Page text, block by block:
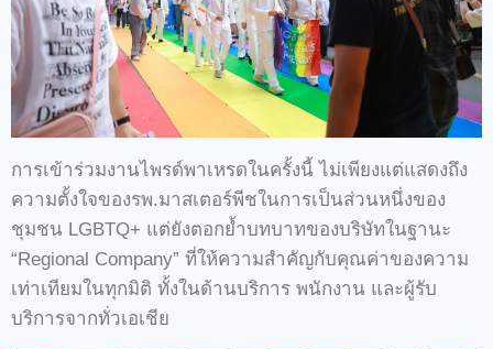
การเข้าร่วมงานไพรด์พาเหรดในครั้งนี้ ไม่เพียงแต่แสดงถึง
ความตั้งใจของรพ.มาสเตอร์พีชในการเป็นส่วนหนึ่งของ
ชุมชน LGBTQ+ แต่ยังตอกย้ำบทบาทของบริษัทในฐานะ
“Regional Company” ที่ให้ความสำคัญกับคุณค่าของความ
เท่าเทียมในทุกมิติ ทั้งในด้านบริการ พนักงาน และผู้รับ
บริการจากทั่วเอเชีย